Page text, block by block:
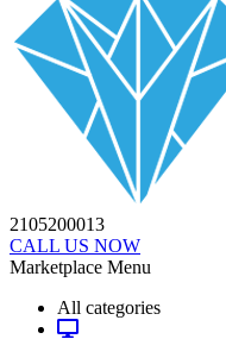
2105200013
CALL US NOW
Marketplace Menu
All categories